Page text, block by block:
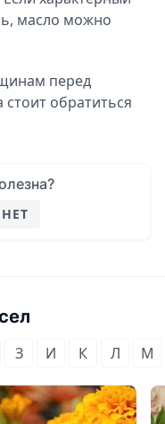
масло можно
перед
обратиться
НЕТ
З И К Л М